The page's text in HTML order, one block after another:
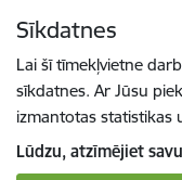
Sīkdatnes
Lai šī tīmekļvietne
sīkdatnes. Ar Jūsu
izmantotas statistikas
Lūdzu, atzīmējiet